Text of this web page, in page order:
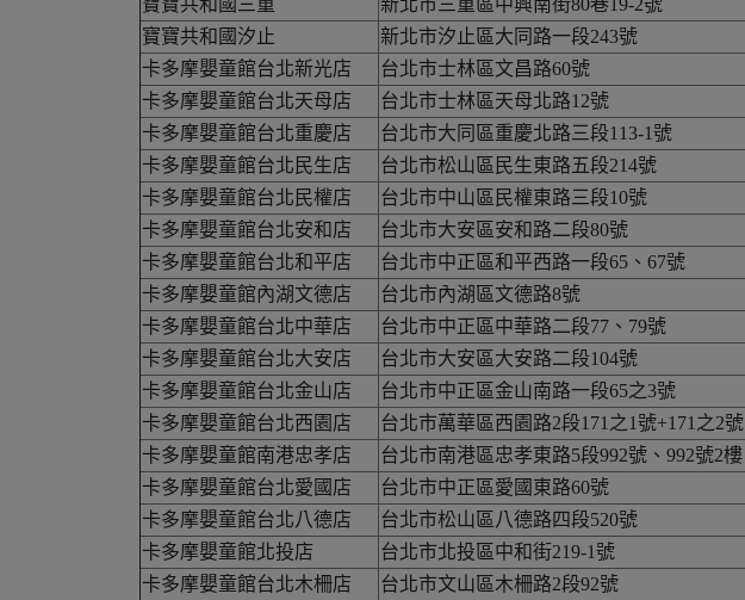
寶寶共和國三重
新北市三重區中興南街80巷19-2號
寶寶共和國汐止
新北市汐止區大同路一段243號
卡多摩嬰童館台北新光店
台北市士林區文昌路60號
卡多摩嬰童館台北天母店
台北市士林區天母北路12號
卡多摩嬰童館台北重慶店
台北市大同區重慶北路三段113-1號
卡多摩嬰童館台北民生店
台北市松山區民生東路五段214號
卡多摩嬰童館台北民權店
台北市中山區民權東路三段10號
卡多摩嬰童館台北安和店
台北市大安區安和路二段80號
卡多摩嬰童館台北和平店
台北市中正區和平西路一段65、67號
卡多摩嬰童館內湖文德店
台北市內湖區文德路8號
卡多摩嬰童館台北中華店
台北市中正區中華路二段77、79號
卡多摩嬰童館台北大安店
台北市大安區大安路二段104號
卡多摩嬰童館台北金山店
台北市中正區金山南路一段65之3號
卡多摩嬰童館台北西園店
台北市萬華區西園路2段171之1號+171之2號
卡多摩嬰童館南港忠孝店
台北市南港區忠孝東路5段992號、992號2樓
卡多摩嬰童館台北愛國店
台北市中正區愛國東路60號
卡多摩嬰童館台北八德店
台北市松山區八德路四段520號
卡多摩嬰童館北投店
台北市北投區中和街219-1號
卡多摩嬰童館台北木柵店
台北市文山區木柵路2段92號